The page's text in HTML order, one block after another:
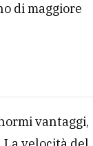
di maggiore
vantaggi,